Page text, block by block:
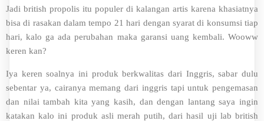
Jadi british propolis itu populer di kalangan artis karena khasiatnya
bisa di rasakan dalam tempo 21 hari dengan syarat di konsumsi tiap
hari, kalo ga ada perubahan maka garansi uang kembali. Wooww
keren kan?
Iya keren soalnya ini produk berkwalitas dari Inggris, sabar dulu
sebentar ya, cairanya memang dari inggris tapi untuk pengemasan
dan nilai tambah kita yang kasih, dan dengan lantang saya ingin
katakan kalo ini produk asli merah putih, dari hasil uji lab british